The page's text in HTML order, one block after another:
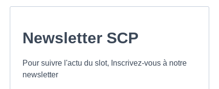
Newsletter SCP
Pour suivre l'actu du slot, Inscrivez-vous à notre
newsletter